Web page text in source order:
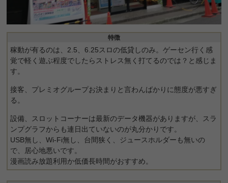
特徴
稼動が有るのは、2.5、6.25スロの低貸しのみ。ゲーセン行く感
覚で軽く遊ぶ程度でしたらストレス無く打てるのでは？と感じま
す。
接客、プレミオグループお決まりと言わんばかりに態度が悪すぎ
る。
設備、スロットコーナーは最新のデータ機器がありますが、スラ
ンプグラフからも連日出ていないのが丸分かりです。
USB無し、Wi-Fi無し、台間狭く、ジュースホルダーも無いの
で、居心地悪いです。
漫画読み放題利用か低価長時間がおすすめ。